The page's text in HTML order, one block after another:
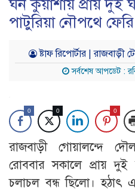
ঘন কুয়াশায় প্রায় দুই
পাটুরিয়া নৌপথে
ষ্টাফ রিপোর্টার | রাজবাড়ী
সর্বশেষ আপডেট :
0 0 0
রাজবাড়ী গোয়ালন্দে
রোববার সকালে প্রায়
চলাচল বন্ধ ছিলো। হঠাৎ